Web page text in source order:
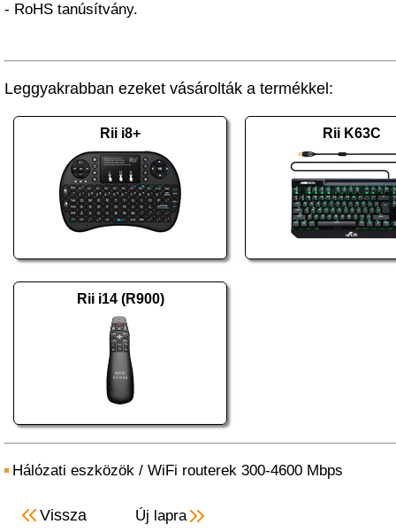
- RoHS tanúsítvány.
Leggyakrabban ezeket vásárolták a termékkel:
Rii i8+ Rii K63C
Rii i14 (R900)
Hálózati eszközök / WiFi routerek 300-4600 Mbps
Vissza Új lapra